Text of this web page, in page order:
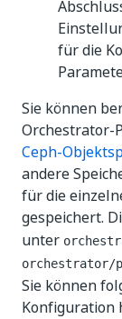
für die
Sie können
Orchestrator-
Ceph-
andere
für die
gespeichert.
unter
orchestrator/
Sie können
Konfiguration